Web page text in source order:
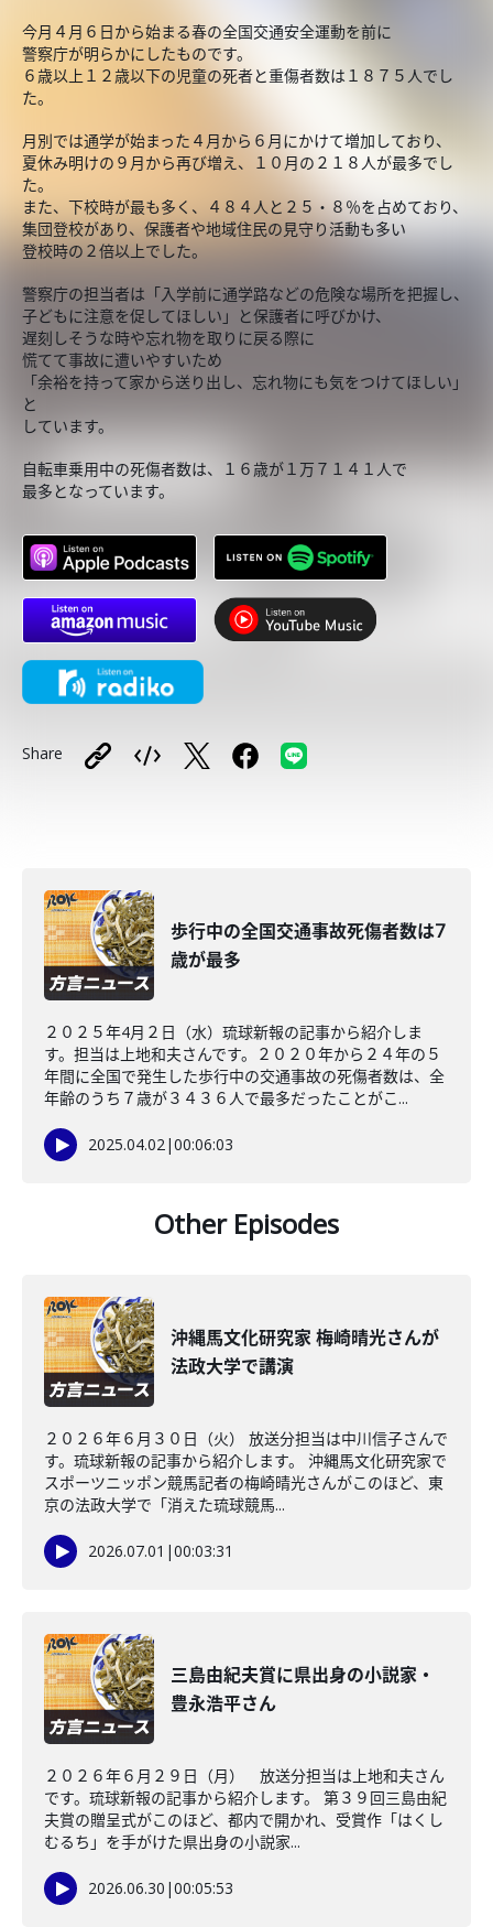
今月４月６日から始まる春の全国交通安全運動を前に
警察庁が明らかにしたものです。
６歳以上１２歳以下の児童の死者と重傷者数は１８７５人でし
た。
月別では通学が始まった４月から６月にかけて増加しており、
夏休み明けの９月から再び増え、１０月の２１８人が最多でし
た。
また、下校時が最も多く、４８４人と２５・８％を占めており、
集団登校があり、保護者や地域住民の見守り活動も多い
登校時の２倍以上でした。
警察庁の担当者は「入学前に通学路などの危険な場所を把握し、
子どもに注意を促してほしい」と保護者に呼びかけ、
遅刻しそうな時や忘れ物を取りに戻る際に
慌てて事故に遭いやすいため
「余裕を持って家から送り出し、忘れ物にも気をつけてほしい」
と
しています。
自転車乗用中の死傷者数は、１６歳が１万７１４１人で
最多となっています。
Share
歩行中の全国交通事故死傷者数は7
歳が最多
２０２５年4月２日（水）琉球新報の記事から紹介しま
す。担当は上地和夫さんです。２０２０年から２４年の５
年間に全国で発生した歩行中の交通事故の死傷者数は、全
年齢のうち７歳が３４３６人で最多だったことがこ...
2025.04.02|00:06:03
Other Episodes
沖縄馬文化研究家 梅崎晴光さんが
法政大学で講演
２０２６年６月３０日（火） 放送分担当は中川信子さんで
す。琉球新報の記事から紹介します。 沖縄馬文化研究家で
スポーツニッポン競馬記者の梅崎晴光さんがこのほど、東
京の法政大学で「消えた琉球競馬...
2026.07.01 |00:03:31
三島由紀夫賞に県出身の小説家・
豊永浩平さん
２０２６年６月２９日（月） 放送分担当は上地和夫さん
です。琉球新報の記事から紹介します。 第３９回三島由紀
夫賞の贈呈式がこのほど、都内で開かれ、受賞作「はくし
むるち」を手がけた県出身の小説家...
2026.06.30 |00:05:53